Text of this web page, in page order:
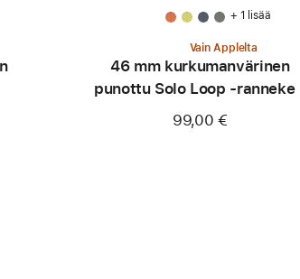
+ 1 lisää
Vain Applelta
46 mm kurkumanvärinen
punottu Solo Loop ‑ranneke
koko 0
99,00 €